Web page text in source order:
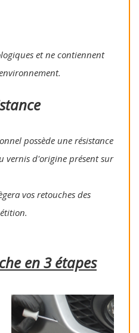
et ne contiennent
possède une résistance
vernis d'origine présent sur
vos retouches des
en 3 étapes